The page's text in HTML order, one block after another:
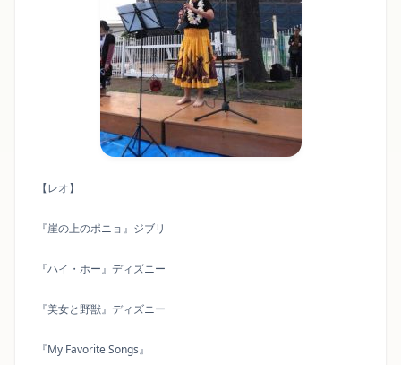
【レオ】
『崖の上のポニョ』ジブリ
『ハイ・ホー』ディズニー
『美女と野獣』ディズニー
『My Favorite Songs』